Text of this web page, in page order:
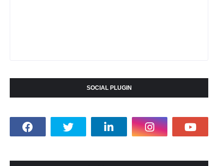
SOCIAL PLUGIN